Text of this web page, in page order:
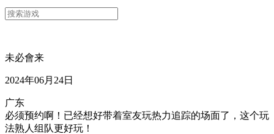
未必會来
2024年06月24日
广东
必须预约啊！已经想好带着室友玩热力追踪的场面了，这个玩
法熟人组队更好玩！